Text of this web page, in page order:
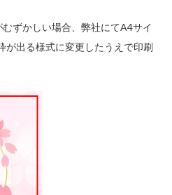
ずかしい場合、弊社にてA4サイ
が出る様式に変更したうえで印刷